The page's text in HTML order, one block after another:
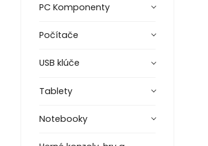
PC Komponenty
Počítače
USB klúče
Tablety
Notebooky